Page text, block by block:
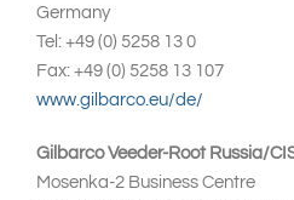
Germany
Tel: +49 (0) 5258 13 0
Fax: +49 (0) 5258 13 107
www.gilbarco.eu/de/
Gilbarco Veeder-Root Russia/
Mosenka-2 Business Centre